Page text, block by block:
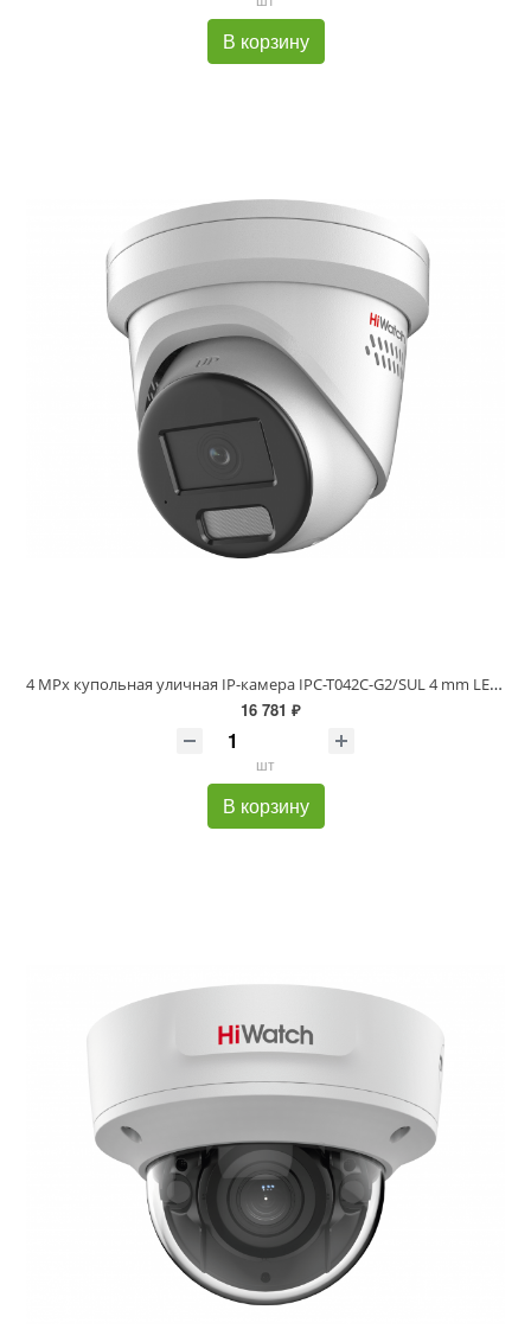
В корзину
4 MPx купольная уличная IP-камера IPC-T042C-G2/SUL 4 mm LED до 30м
16 781 ₽
шт
В корзину